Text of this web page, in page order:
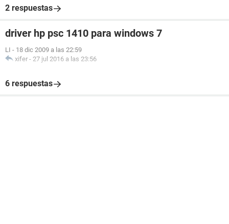
2 respuestas
driver hp psc 1410 para windows 7
LI - 18 dic 2009 a las 22:59
xifer - 27 jul 2016 a las 23:56
6 respuestas